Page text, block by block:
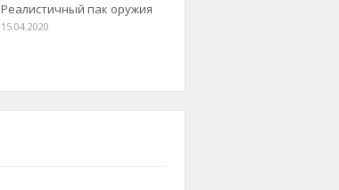
Реалистичный пак оружия
15.04.2020